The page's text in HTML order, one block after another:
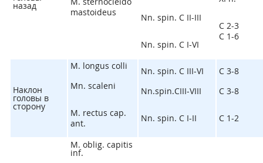
назад
mastoideus
Nn. spin. C II-III
Nn. spin. C I-VI
C 2-3
C 1-6
Наклон
головы в
сторону
M. longus colli
Mn. scaleni
M. rectus cap.
ant.
Nn. spin. C III-VI
Nn.spin.CIII-VIII
Nn. spin. C I-II
C 3-8
C 3-8
C 1-2
M. oblig. capitis
inf.